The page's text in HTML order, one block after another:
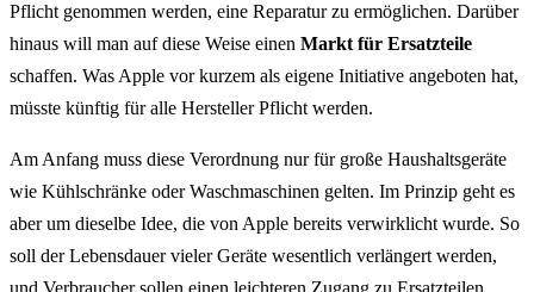
Pflicht genommen werden, eine Reparatur zu ermöglichen. Darüber
hinaus will man auf diese Weise einen Markt für Ersatzteile
schaffen. Was Apple vor kurzem als eigene Initiative angeboten hat,
müsste künftig für alle Hersteller Pflicht werden.
Am Anfang muss diese Verordnung nur für große Haushaltsgeräte
wie Kühlschränke oder Waschmaschinen gelten. Im Prinzip geht es
aber um dieselbe Idee, die von Apple bereits verwirklicht wurde. So
soll der Lebensdauer vieler Geräte wesentlich verlängert werden,